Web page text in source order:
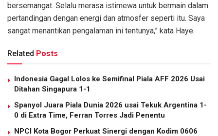
bersemangat. Selalu merasa istimewa untuk bermain dalam
pertandingan dengan energi dan atmosfer seperti itu. Saya
sangat menantikan pengalaman ini tentunya,” kata Haye.
Related Posts
Indonesia Gagal Lolos ke Semifinal Piala AFF 2026 Usai
Ditahan Singapura 1-1
Spanyol Juara Piala Dunia 2026 usai Tekuk Argentina 1-
0 di Extra Time, Ferran Torres Jadi Penentu
NPCI Kota Bogor Perkuat Sinergi dengan Kodim 0606